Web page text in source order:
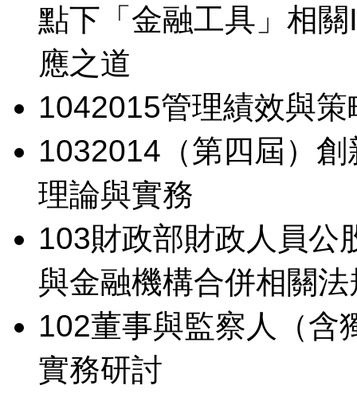
點下「金融工具」相
應之道
1042015管理績效與策
1032014（第四屆）
理論與實務
103財政部財政人員公
與金融機構合併相關法
102董事與監察人（含
實務研討